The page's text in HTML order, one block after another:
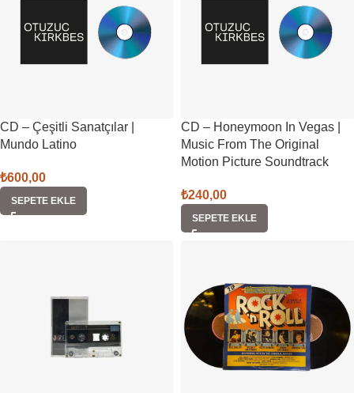
CD – Çeşitli Sanatçılar |
Mundo Latino
₺600,00
SEPETE EKLE
CD – Honeymoon In Vegas |
Music From The Original
Motion Picture Soundtrack
₺240,00
SEPETE EKLE